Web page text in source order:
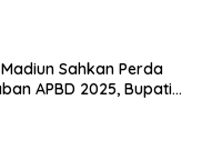
Sahkan Perda
APBD 2025, Bupati